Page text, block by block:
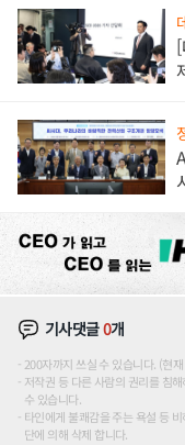
[
기사댓글0개
200자까지 쓰실 수 있습니다. (현
저작권 등 다른 사람의 권리를 침
수 있습니다.
타인에게 불쾌감을 주는 욕설 등
단에 의해 삭제 합니다.